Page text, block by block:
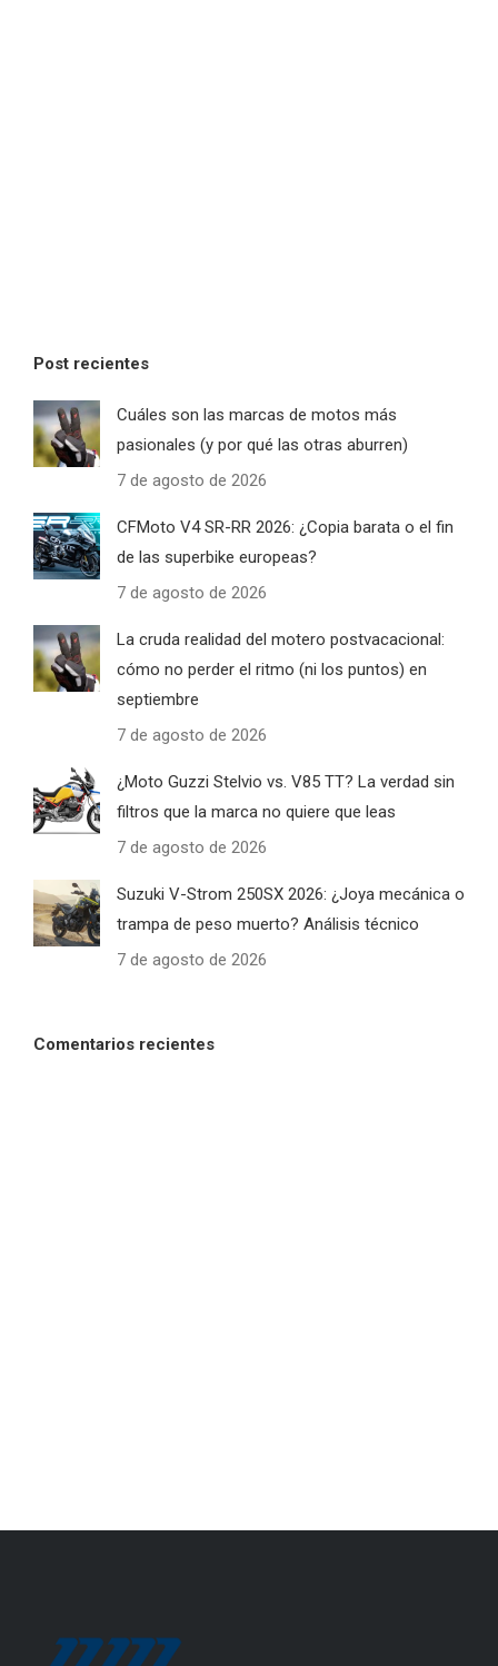
Post recientes
Cuáles son las marcas de motos más
pasionales (y por qué las otras aburren)
7 de agosto de 2026
CFMoto V4 SR-RR 2026: ¿Copia barata o el fin
de las superbike europeas?
7 de agosto de 2026
La cruda realidad del motero postvacacional:
cómo no perder el ritmo (ni los puntos) en
septiembre
7 de agosto de 2026
¿Moto Guzzi Stelvio vs. V85 TT? La verdad sin
filtros que la marca no quiere que leas
7 de agosto de 2026
Suzuki V-Strom 250SX 2026: ¿Joya mecánica o
trampa de peso muerto? Análisis técnico
7 de agosto de 2026
Comentarios recientes